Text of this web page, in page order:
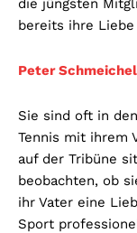
die jüngsten
bereits ihre
Peter Schmeichel
Sie sind oft in
Tennis mit ihrem
auf der Tribüne
beobachten, ob
ihr Vater eine
Sport